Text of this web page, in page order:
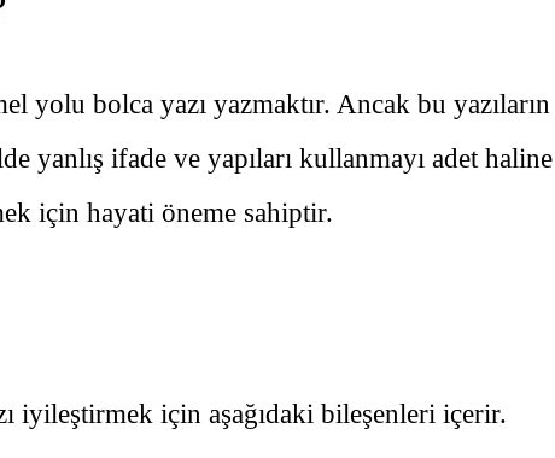
bolca yazı yazmaktır. Ancak bu yazıların
yanlış ifade ve yapıları kullanmayı adet
için hayati öneme sahiptir.
iyileştirmek için aşağıdaki bileşenleri içerir.